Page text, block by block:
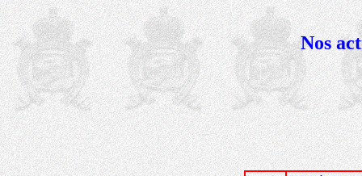
Nos